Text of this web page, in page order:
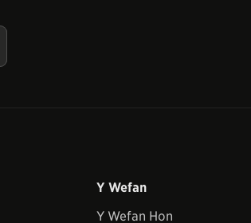
Y Wefan
Y Wefan Hon